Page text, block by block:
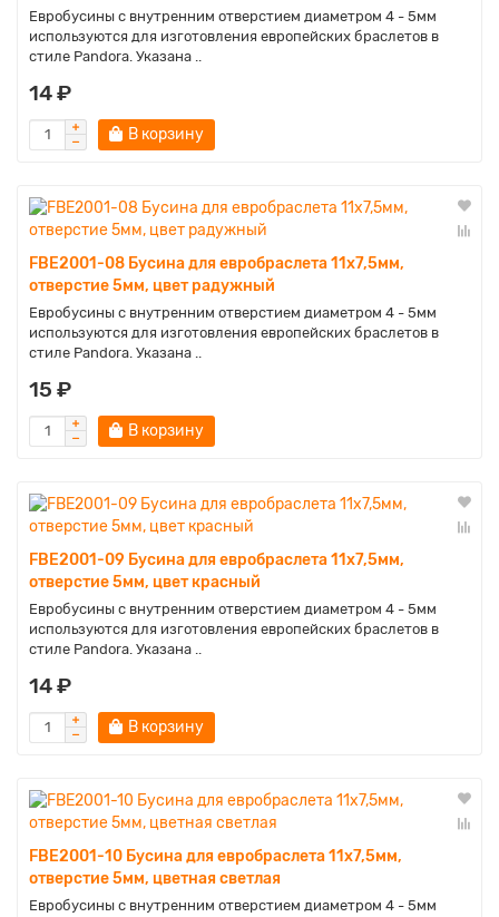
Евробусины с внутренним отверстием диаметром 4 - 5мм
используются для изготовления европейских браслетов в
стиле Pandora. Указана ..
14 ₽
В корзину
FBE2001-08 Бусина для евробраслета 11х7,5мм,
отверстие 5мм, цвет радужный
Евробусины с внутренним отверстием диаметром 4 - 5мм
используются для изготовления европейских браслетов в
стиле Pandora. Указана ..
15 ₽
В корзину
FBE2001-09 Бусина для евробраслета 11х7,5мм,
отверстие 5мм, цвет красный
Евробусины с внутренним отверстием диаметром 4 - 5мм
используются для изготовления европейских браслетов в
стиле Pandora. Указана ..
14 ₽
В корзину
FBE2001-10 Бусина для евробраслета 11х7,5мм,
отверстие 5мм, цветная светлая
Евробусины с внутренним отверстием диаметром 4 - 5мм